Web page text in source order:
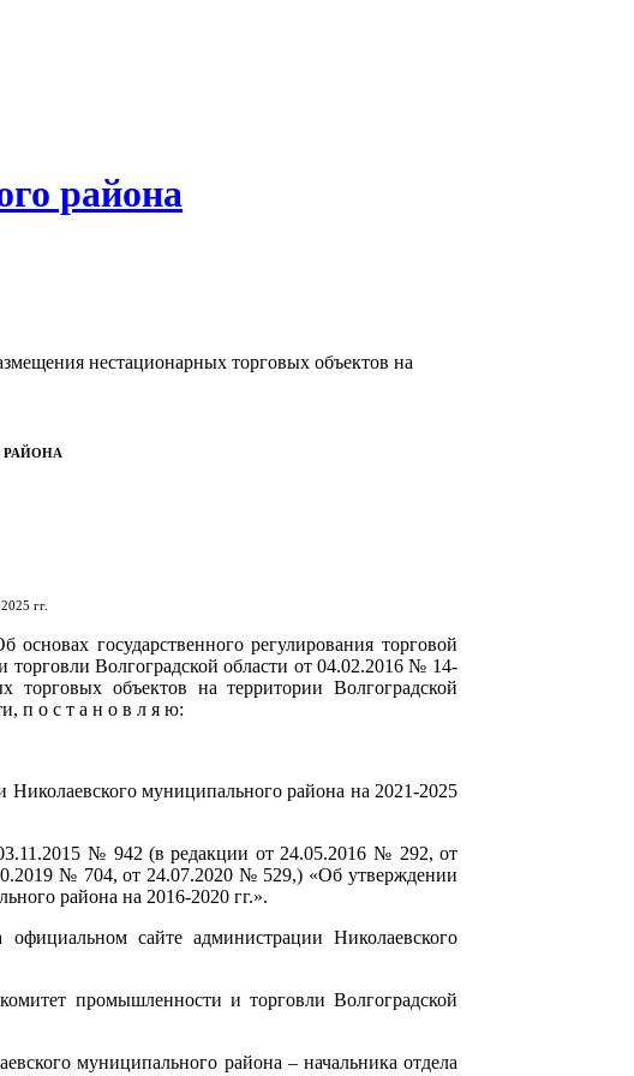
района
нестационарных торговых объектов на
гг.
государственного регулирования торговой
торговли Волгоградской области от 04.02.2016 № 14-
объектов на территории Волгоградской
п о с т а н о в л я ю:
муниципального района на 2021-2025
№ 942 (в редакции от 24.05.2016 № 292, от
№ 704, от 24.07.2020 № 529,) «Об утверждении
района на 2016-2020 гг.».
сайте администрации Николаевского
промышленности и торговли Волгоградской
муниципального района – начальника отдела